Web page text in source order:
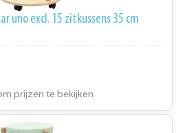
uno excl. 15 zitkussens 35 cm
prijzen te bekijken